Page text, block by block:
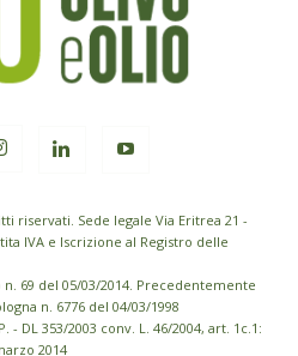
riservati. Sede legale Via Eritrea 21 -
IVA e Iscrizione al Registro delle
69 del 05/03/2014. Precedentemente
n. 6776 del 04/03/1998
- DL 353/2003 conv. L. 46/2004, art. 1c.1:
2014